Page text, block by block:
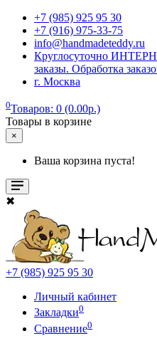
+7 (985) 925 95 30
+7 (916) 975-33-75
info@handmadeteddy.ru
Круглосуточно
заказы. Обработка
г. Москва
0Товаров: 0 (0.00р.)
Товары в корзине
×
Ваша корзина пуста!
✖
+7 (985) 925 95 30
Личный кабинет
Закладки0
Сравнение0